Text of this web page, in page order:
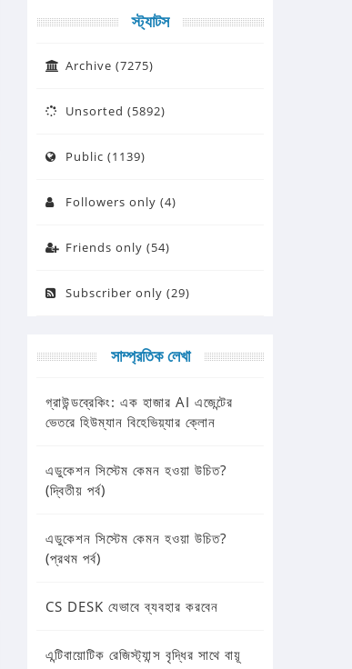
স্ট্যাটস
Archive (7275)
Unsorted (5892)
Public (1139)
Followers only (4)
Friends only (54)
Subscriber only (29)
সাম্প্রতিক লেখা
গ্রাউন্ডব্রেকিং: এক হাজার AI এজেন্টের
ভেতরে হিউম্যান বিহেভিয়্যার ক্লোন
এডুকেশন সিস্টেম কেমন হওয়া উচিত?
(দ্বিতীয় পর্ব)
এডুকেশন সিস্টেম কেমন হওয়া উচিত?
(প্রথম পর্ব)
CS DESK যেভাবে ব্যবহার করবেন
এন্টিবায়োটিক রেজিস্ট্যান্স বৃদ্ধির সাথে বায়ূ